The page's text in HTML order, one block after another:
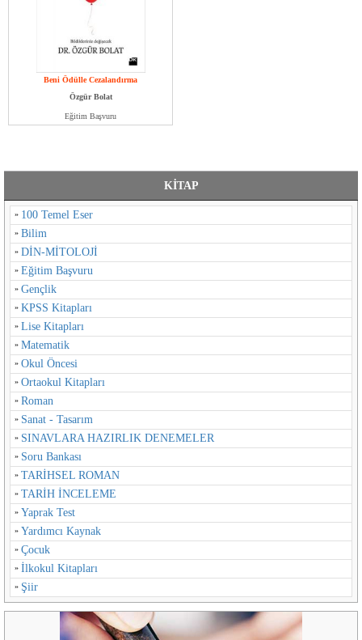
Beni Ödülle Cezalandırma
Özgür Bolat
Eğitim Başvuru
KİTAP
100 Temel Eser
Bilim
DİN-MİTOLOJİ
Eğitim Başvuru
Gençlik
KPSS Kitapları
Lise Kitapları
Matematik
Okul Öncesi
Ortaokul Kitapları
Roman
Sanat - Tasarım
SINAVLARA HAZIRLIK DENEMELER
Soru Bankası
TARİHSEL ROMAN
TARİH İNCELEME
Yaprak Test
Yardımcı Kaynak
Çocuk
İlkokul Kitapları
Şiir